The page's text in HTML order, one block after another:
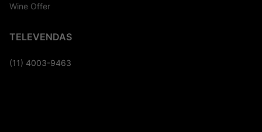
Wine Offer
TELEVENDAS
(11) 4003-9463